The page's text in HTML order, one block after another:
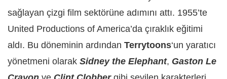
sağlayan çizgi film sektörüne adımını attı. 1955’te
United Productions of America’da çıraklık eğitimi
aldı. Bu döneminin ardından Terrytoons‘un yaratıcı
yönetmeni olarak Sidney the Elephant, Gaston Le